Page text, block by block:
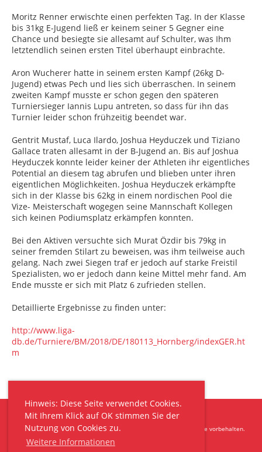
Hinweis: Diese Seite verwendet Cookies.
Mit Ihrem Klick auf OK stimmen Sie der
Nutzung von Cookies zu.
Weitere Informationen
Moritz Renner erwischte einen perfekten Tag. In der Klasse
bis 31kg E-Jugend ließ er keinem seiner 5 Gegner eine
Chance und besiegte sie allesamt auf Schulter, was Ihm
letztendlich seinen ersten Titel überhaupt einbrachte.
Aron Wucherer hatte in seinem ersten Kampf (26kg D-
Jugend) etwas Pech und lies sich überraschen. In seinem
zweiten Kampf musste er schon gegen den späteren
Turniersieger Iannis Lupu antreten, so dass für ihn das
Turnier leider schon frühzeitig beendet war.
Gentrit Mustaf, Luca Ilardo, Joshua Heyduczek und Tiziano
Gallace traten allesamt in der B-Jugend an. Bis auf Joshua
Heyduczek konnte leider keiner der Athleten ihr eigentliches
Potential an diesem tag abrufen und blieben unter ihren
eigentlichen Möglichkeiten. Joshua Heyduczek erkämpfte
sich in der Klasse bis 62kg in einem nordischen Pool die
Vize- Meisterschaft wogegen seine Mannschaft Kollegen
sich keinen Podiumsplatz erkämpfen konnten.
Bei den Aktiven versuchte sich Murat Özdir bis 79kg in
seiner fremden Stilart zu beweisen, was ihm teilweise auch
gelang. Nach zwei Siegen traf er jedoch auf starke Freistil
Spezialisten, wo er jedoch dann keine Mittel mehr fand. Am
Ende musste er sich mit Platz 6 zufrieden stellen.
Detaillierte Ergebnisse zu finden unter:
http://www.liga-
db.de/Turniere/BM/2018/DE/180113_Hornberg/indexGER.ht
m
Copyright © 2025 ASV 1897 Tuttlingen e. V. - (O.Schreck) Alle Rechte vorbehalten.